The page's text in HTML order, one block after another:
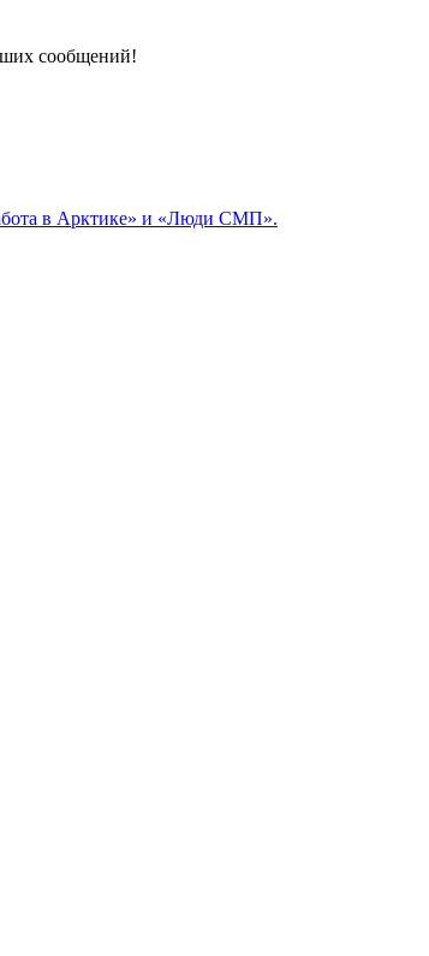
сообщений!
в Арктике» и «Люди СМП».